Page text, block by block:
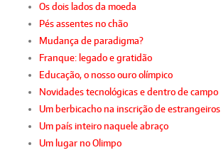
Os dois lados da moeda
Pés assentes no chão
Mudança de paradigma?
Franque: legado e gratidão
Educação, o nosso ouro olímpico
Novidades tecnológicas e dentro de campo
Um berbicacho na inscrição de estrangeiros
Um país inteiro naquele abraço
Um lugar no Olimpo